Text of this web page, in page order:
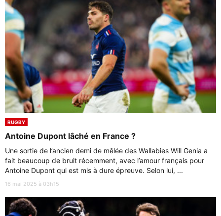
RUGBY
Antoine Dupont lâché en France ?
Une sortie de l’ancien demi de mêlée des Wallabies Will Genia a
fait beaucoup de bruit récemment, avec l’amour français pour
Antoine Dupont qui est mis à dure épreuve. Selon lui, ...
16 mai 2025 à 03h15